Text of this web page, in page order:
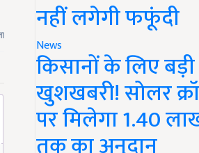
नहीं लगेगी फफूंदी
News
किसानों के लिए बड़ी
खुशखबरी! सोलर
पर मिलेगा 1.40